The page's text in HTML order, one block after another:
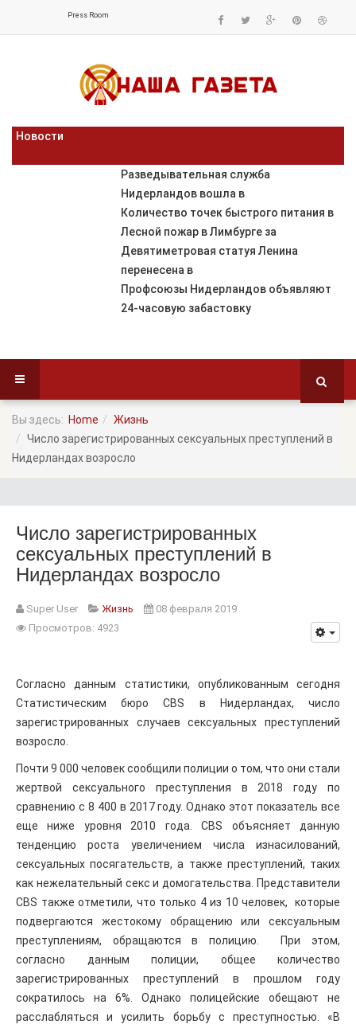
Press Room
Новости
Разведывательная служба
Нидерландов вошла в
Количество точек быстрого питания в
Лесной пожар в Лимбурге за
Девятиметровая статуя Ленина
перенесена в
Профсоюзы Нидерландов объявляют
24-часовую забастовку
Вы здесь: Home
Жизнь
Число зарегистрированных сексуальных преступлений в
Нидерландах возросло
Число зарегистрированных
сексуальных преступлений в
Нидерландах возросло
Super User Жизнь
08 февраля 2019
Просмотров: 4923
Согласно данным статистики, опубликованным сегодня
Статистическим бюро CBS в Нидерландах, число
зарегистрированных случаев сексуальных преступлений
возросло.
Почти 9 000 человек сообщили полиции о том, что они стали
жертвой сексуального преступления в 2018 году по
сравнению с 8 400 в 2017 году. Однако этот показатель все
еще ниже уровня 2010 года. CBS объясняет данную
тенденцию роста увеличением числа изнасилований,
сексуальных посягательств, а также преступлений, таких
как нежелательный секс и домогательства. Представители
CBS также отметили, что только 4 из 10 человек, которые
подвергаются жестокому обращению или сексуальным
преступлениям, обращаются в полицию. При этом,
согласно данным полиции, общее количество
зарегистрированных преступлений в прошлом году
сократилось на 6%. Однако полицейские обещают не
расслабляться и усилить борьбу с преступностью. «В